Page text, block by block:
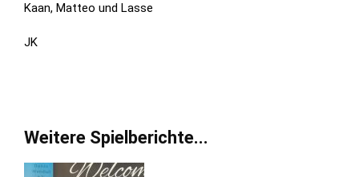
Kaan, Matteo und Lasse
JK
Weitere Spielberichte...